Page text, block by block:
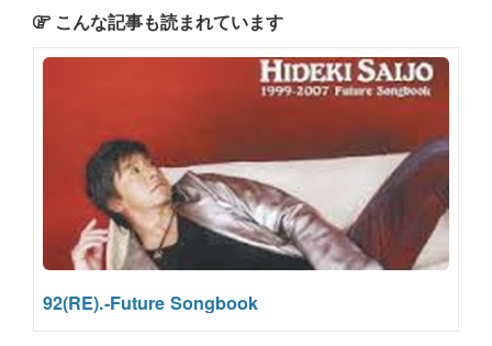
こんな記事も読まれています
92(RE).-Future Songbook